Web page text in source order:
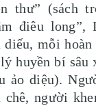
thư” (sách
điêu long”,
diếu, mỗi
huyền bí sâu
ảo diệu).
chê, người